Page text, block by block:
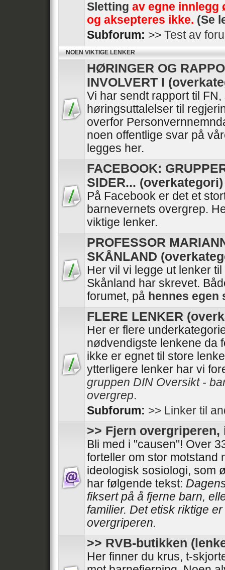
Sletting av egne innlegg
og aksepteres ikke. (Se
Subforum: >> Test av
NOEN VIKTIGE LENKER
HØRINGER OG
INVOLVERT I
Vi har sendt rapport til
høringsuttalelser til
overfor
noen offentlige svar på
legges her.
FACEBOOK:
SIDER... (overkategori)
På Facebook er det et
barnevernets overgrep.
viktige lenker.
PROFESSOR
SKÅNLAND
Her vil vi legge ut lenker
Skånland har skrevet.
forumet, på hennes egen
FLERE LENKER
Her er flere
nødvendigste lenkene da
ikke er egnet til store
ytterligere lenker har vi
gruppen DIN Oversikt -
overgrep.
Subforum: >> Linker til
>> Fjern
Bli med i "causen"! Over
forteller om stor motstand
ideologisk sosiologi, som
har følgende tekst:
fiksert på å fjerne barn,
familier. Det etisk riktige
overgriperen.
>> RVB-butikken
Her finner du krus, t-